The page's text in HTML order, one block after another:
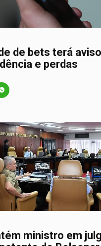
de bets terá
e perdas
ministro em